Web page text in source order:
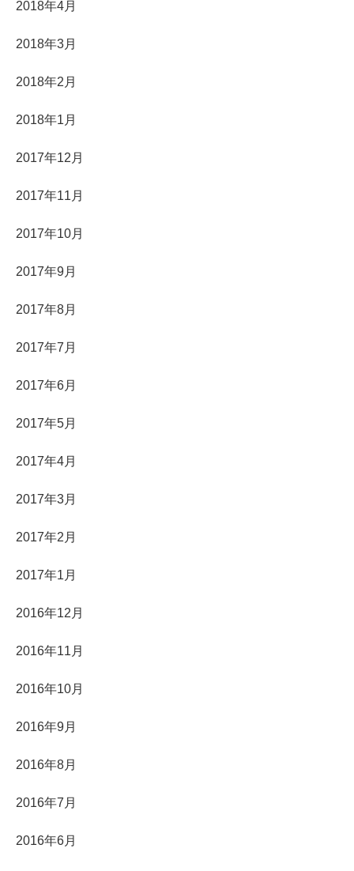
2018年4月
2018年3月
2018年2月
2018年1月
2017年12月
2017年11月
2017年10月
2017年9月
2017年8月
2017年7月
2017年6月
2017年5月
2017年4月
2017年3月
2017年2月
2017年1月
2016年12月
2016年11月
2016年10月
2016年9月
2016年8月
2016年7月
2016年6月